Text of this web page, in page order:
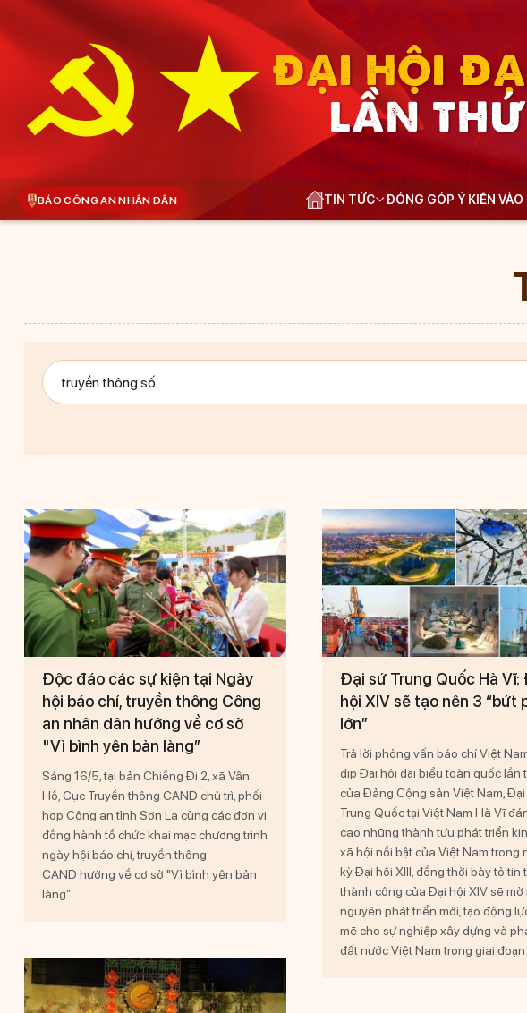
ĐẠI HỘI
LẦN
BÁO CÔNG AN NHÂN DÂN TIN TỨC ĐÓNG GÓP Ý KIẾN
Độc đáo các sự kiện tại Ngày
hội báo chí, truyền thông Công
an nhân dân hướng về cơ sở
"Vì bình yên bản làng”
Sáng 16/5, tại bản Chiềng Đi 2, xã Vân
Hồ, Cục Truyền thông CAND chủ trì, phối
hợp Công an tỉnh Sơn La cùng các đơn vị
đồng hành tổ chức khai mạc chương trình
ngày hội báo chí, truyền thông
CAND hướng về cơ sở "Vì bình yên bản
làng”.
Đại sứ Trung Quốc Hà Vĩ:
hội XIV sẽ tạo nên 3 “bứt
lớn”
Trả lời phỏng vấn báo chí Việt
dịp Đại hội đại biểu toàn quốc lần
của Đảng Cộng sản Việt Nam, Đại
Trung Quốc tại Việt Nam Hà Vĩ
cao những thành tựu phát triển
xã hội nổi bật của Việt Nam trong
kỳ Đại hội XIII, đồng thời bày tỏ tin
thành công của Đại hội XIV sẽ mở
nguyên phát triển mới, tạo động
mẽ cho sự nghiệp xây dựng và
đất nước Việt Nam trong giai đoạn